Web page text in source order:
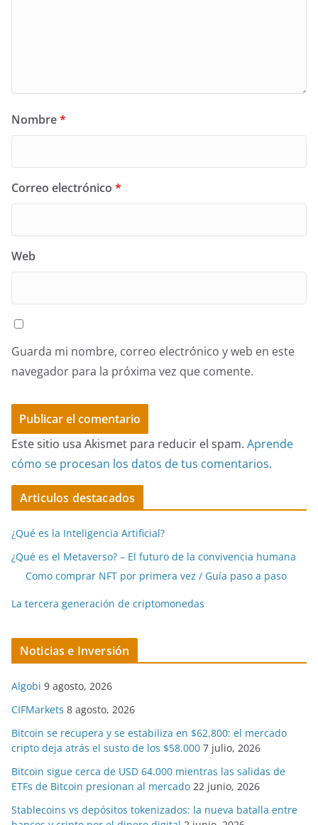
Nombre*
Correo electrónico *
Web
Guarda mi nombre, correo electrónico y web en este
navegador para la próxima vez que comente.
Este sitio usa Akismet para reducir el spam. Aprende
cómo se procesan los datos de tus comentarios.
Articulos destacados
¿Qué es la Inteligencia Artificial?
¿Qué es el Metaverso? – El futuro de la convivencia humana
Como comprar NFT por primera vez / Guía paso a paso
La tercera generación de criptomonedas
Noticias e Inversión
Algobi 9 agosto, 2026
CIFMarkets 8 agosto, 2026
Bitcoin se recupera y se estabiliza en $62.800: el mercado
cripto deja atrás el susto de los $58.000 7 julio, 2026
Bitcoin sigue cerca de USD 64.000 mientras las salidas de
ETFs de Bitcoin presionan al mercado 22 junio, 2026
Stablecoins vs depósitos tokenizados: la nueva batalla entre